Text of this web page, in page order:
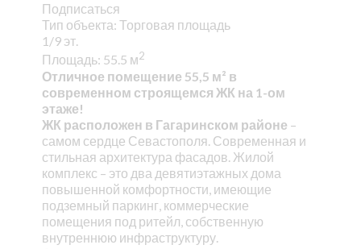
Подписаться
Тип объекта: Торговая площадь
1/9 эт.
Площадь: 55.5 м2
Отличное помещение 55,5 м² в
современном строящемся ЖК на 1-ом
этаже!
ЖК расположен в Гагаринском районе –
самом сердце Севастополя. Современная и
стильная архитектура фасадов. Жилой
комплекс – это два девятиэтажных дома
повышенной комфортности, имеющие
подземный паркинг, коммерческие
помещения под ритейл, собственную
внутреннюю инфраструктуру.